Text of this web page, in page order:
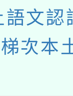
文認
次本